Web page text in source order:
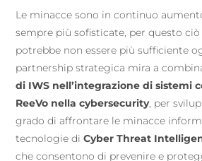
Le minacce sono in continuo
sempre più sofisticate, per questo
potrebbe non essere più sufficiente
partnership strategica mira a
di IWS nell’integrazione di sistemi
ReeVo nella cybersecurity, per
grado di affrontare le minacce
tecnologie diCyber Threat
che consentono di prevenire e